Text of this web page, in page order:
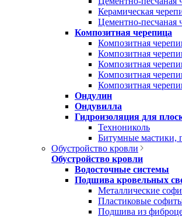
Керамическая
Цементно-песчаная
Композитная черепица
Композитная
Композитная
Композитная
Композитная
Композитная
Ондулин
Ондувилла
Гидроизоляция для
Технониколь
Битумные мастики,
Обустройство кровли
Обустройство кровли
Водосточные системы
Подшива кровельных
Металлические
Пластиковые
Подшива из